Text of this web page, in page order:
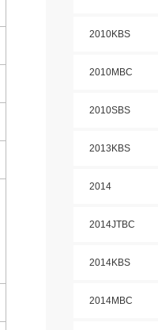
2010KBS
2010MBC
2010SBS
2013KBS
2014
2014JTBC
2014KBS
2014MBC